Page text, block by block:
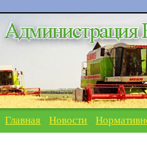
Главная Новости